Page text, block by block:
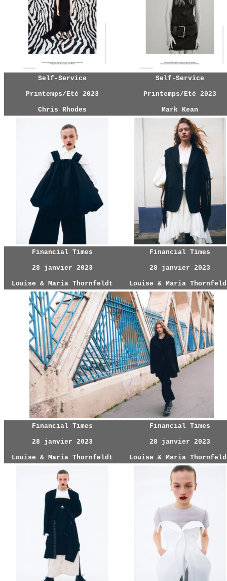
Self-Service
Printemps/Eté 2023
Chris Rhodes
Self-Service
Printemps/Eté 2023
Mark Kean
Financial Times
28 janvier 2023
Louise & Maria Thornfeldt
Financial Times
28 janvier 2023
Louise & Maria
Financial Times
28 janvier 2023
Louise & Maria Thornfeldt
Financial Times
28 janvier 2023
Louise & Maria